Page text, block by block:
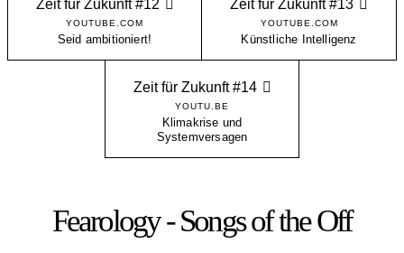
Zeit für Zukunft #12
YOUTUBE.COM
Seid ambitioniert!
Zeit für Zukunft #13
YOUTUBE.COM
Künstliche Intelligenz
Zeit für Zukunft #14
YOUTU.BE
Klimakrise und
Systemversagen
Fearology - Songs of the Off